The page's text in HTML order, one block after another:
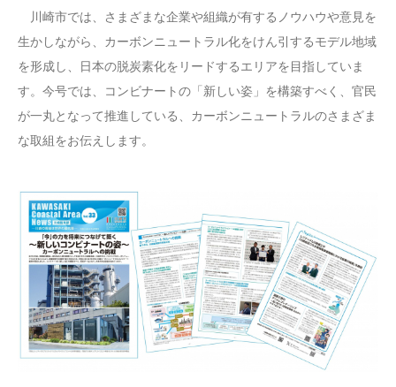
川崎市では、さまざまな企業や組織が有するノウハウや意見を
生かしながら、カーボンニュートラル化をけん引するモデル地域
を形成し、日本の脱炭素化をリードするエリアを目指していま
す。今号では、コンビナートの「新しい姿」を構築すべく、官民
が一丸となって推進している、カーボンニュートラルのさまざま
な取組をお伝えします。